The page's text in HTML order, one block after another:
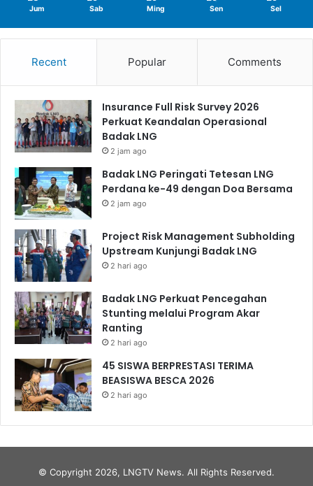
Jum Sab Ming Sen Sel
Recent Popular Comments
Insurance Full Risk Survey 2026
Perkuat Keandalan Operasional
Badak LNG
2 jam ago
Badak LNG Peringati Tetesan LNG
Perdana ke-49 dengan Doa Bersama
2 jam ago
Project Risk Management Subholding
Upstream Kunjungi Badak LNG
2 hari ago
Badak LNG Perkuat Pencegahan
Stunting melalui Program Akar
Ranting
2 hari ago
45 SISWA BERPRESTASI TERIMA
BEASISWA BESCA 2026
2 hari ago
© Copyright 2026, LNGTV News. All Rights Reserved.